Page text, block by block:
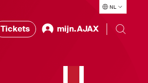
NL
Tickets mijn.AJAX